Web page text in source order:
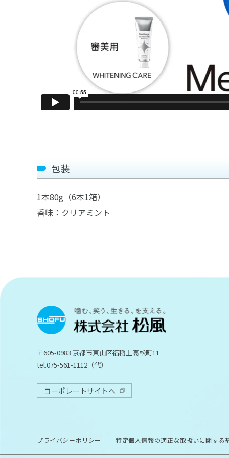
包装
1本80g（6本1箱）
香味：クリアミント
〒605-0983 京都市東山区福稲上高松町11
tel.075-561-1112（代）
コーポレートサイトへ
プライバシーポリシー 特定個人情報の適正な取扱いに関する